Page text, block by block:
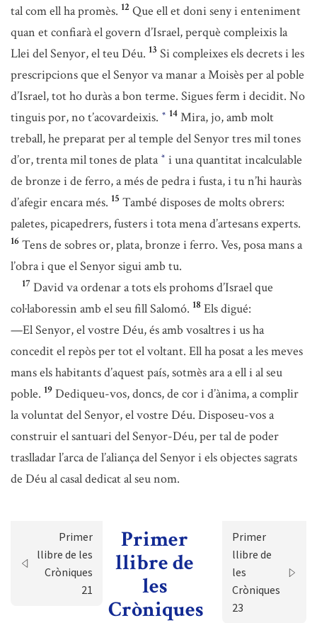
tal com ell ha promès. 12 Que ell et doni seny i enteniment
quan et confiarà el govern d’Israel, perquè compleixis la
Llei del Senyor, el teu Déu. 13 Si compleixes els decrets i les
prescripcions que el Senyor va manar a Moisès per al poble
d’Israel, tot ho duràs a bon terme. Sigues ferm i decidit. No
tinguis por, no t’acovardeixis. * 14 Mira, jo, amb molt
treball, he preparat per al temple del Senyor tres mil tones
d’or, trenta mil tones de plata * i una quantitat incalculable
de bronze i de ferro, a més de pedra i fusta, i tu n’hi hauràs
d’afegir encara més. 15 També disposes de molts obrers:
paletes, picapedrers, fusters i tota mena d’artesans experts.
16 Tens de sobres or, plata, bronze i ferro. Ves, posa mans a
l’obra i que el Senyor sigui amb tu.
17 David va ordenar a tots els prohoms d’Israel que
col·laboressin amb el seu fill Salomó. 18 Els digué:
—El Senyor, el vostre Déu, és amb vosaltres i us ha
concedit el repòs per tot el voltant. Ell ha posat a les meves
mans els habitants d’aquest país, sotmès ara a ell i al seu
poble. 19 Dediqueu-vos, doncs, de cor i d’ànima, a complir
la voluntat del Senyor, el vostre Déu. Disposeu-vos a
construir el santuari del Senyor-Déu, per tal de poder
traslladar l’arca de l’aliança del Senyor i els objectes sagrats
de Déu al casal dedicat al seu nom.
Primer
llibre de les
Cròniques
21
Primer
llibre de
les
Cròniques
Primer
llibre de
les
Cròniques
23